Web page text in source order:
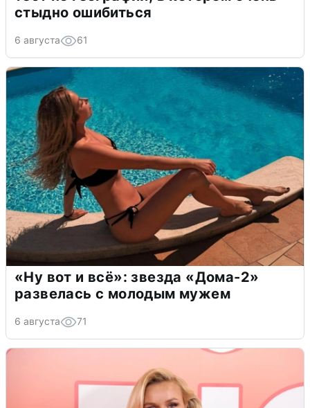
стыдно ошибиться
6 августа 61
«Ну вот и всё»: звезда «Дома-2»
развелась с молодым мужем
6 августа 71